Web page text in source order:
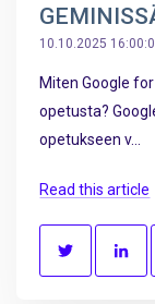
10.10.2025
Miten Google
opetusta?
opetukseen v...
Read this article